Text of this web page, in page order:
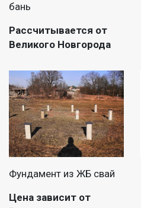
бань
Рассчитывается от
Великого Новгорода
Фундамент из ЖБ свай
Цена зависит от